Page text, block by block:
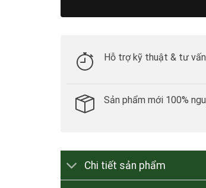
Hỗ trợ kỹ thuật & tư
Sản phẩm mới 100%
Chi tiết sản phẩm